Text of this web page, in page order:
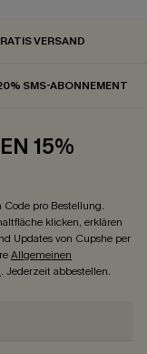
VERSAND
SMS-ABONNEMENT
15%
Code pro Bestellung.
klicken, erklären
Updates von Cupshe per
Allgemeinen
. Jederzeit abbestellen.